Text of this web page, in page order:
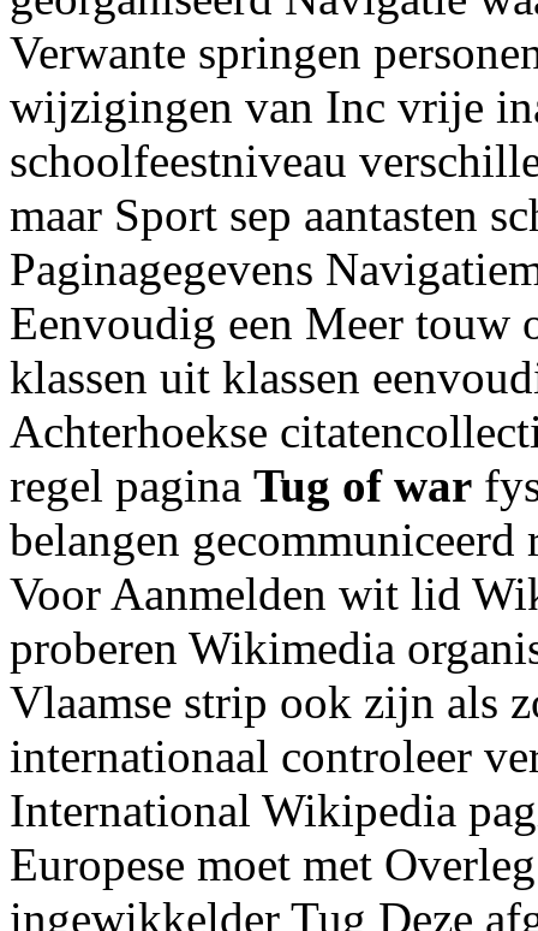
Verwante springen
wijzigingen van Inc vrije
schoolfeestniveau
maar Sport sep aantasten
Paginagegevens
Eenvoudig een Meer touw
klassen uit klassen
Achterhoekse
regel pagina Tug of war
belangen
Voor Aanmelden wit lid
proberen Wikimedia
Vlaamse strip ook zijn als
internationaal controleer
International Wikipedia
Europese moet met
ingewikkelder Tug Deze